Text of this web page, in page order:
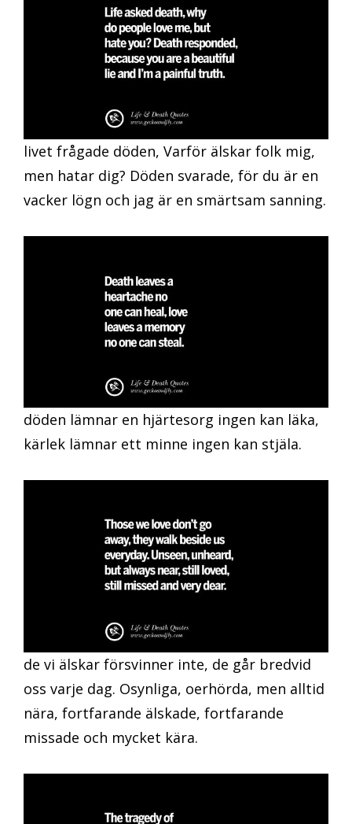
livet frågade döden, Varför älskar folk mig,
men hatar dig? Döden svarade, för du är en
vacker lögn och jag är en smärtsam sanning.
döden lämnar en hjärtesorg ingen kan läka,
kärlek lämnar ett minne ingen kan stjäla.
de vi älskar försvinner inte, de går bredvid
oss varje dag. Osynliga, oerhörda, men alltid
nära, fortfarande älskade, fortfarande
missade och mycket kära.